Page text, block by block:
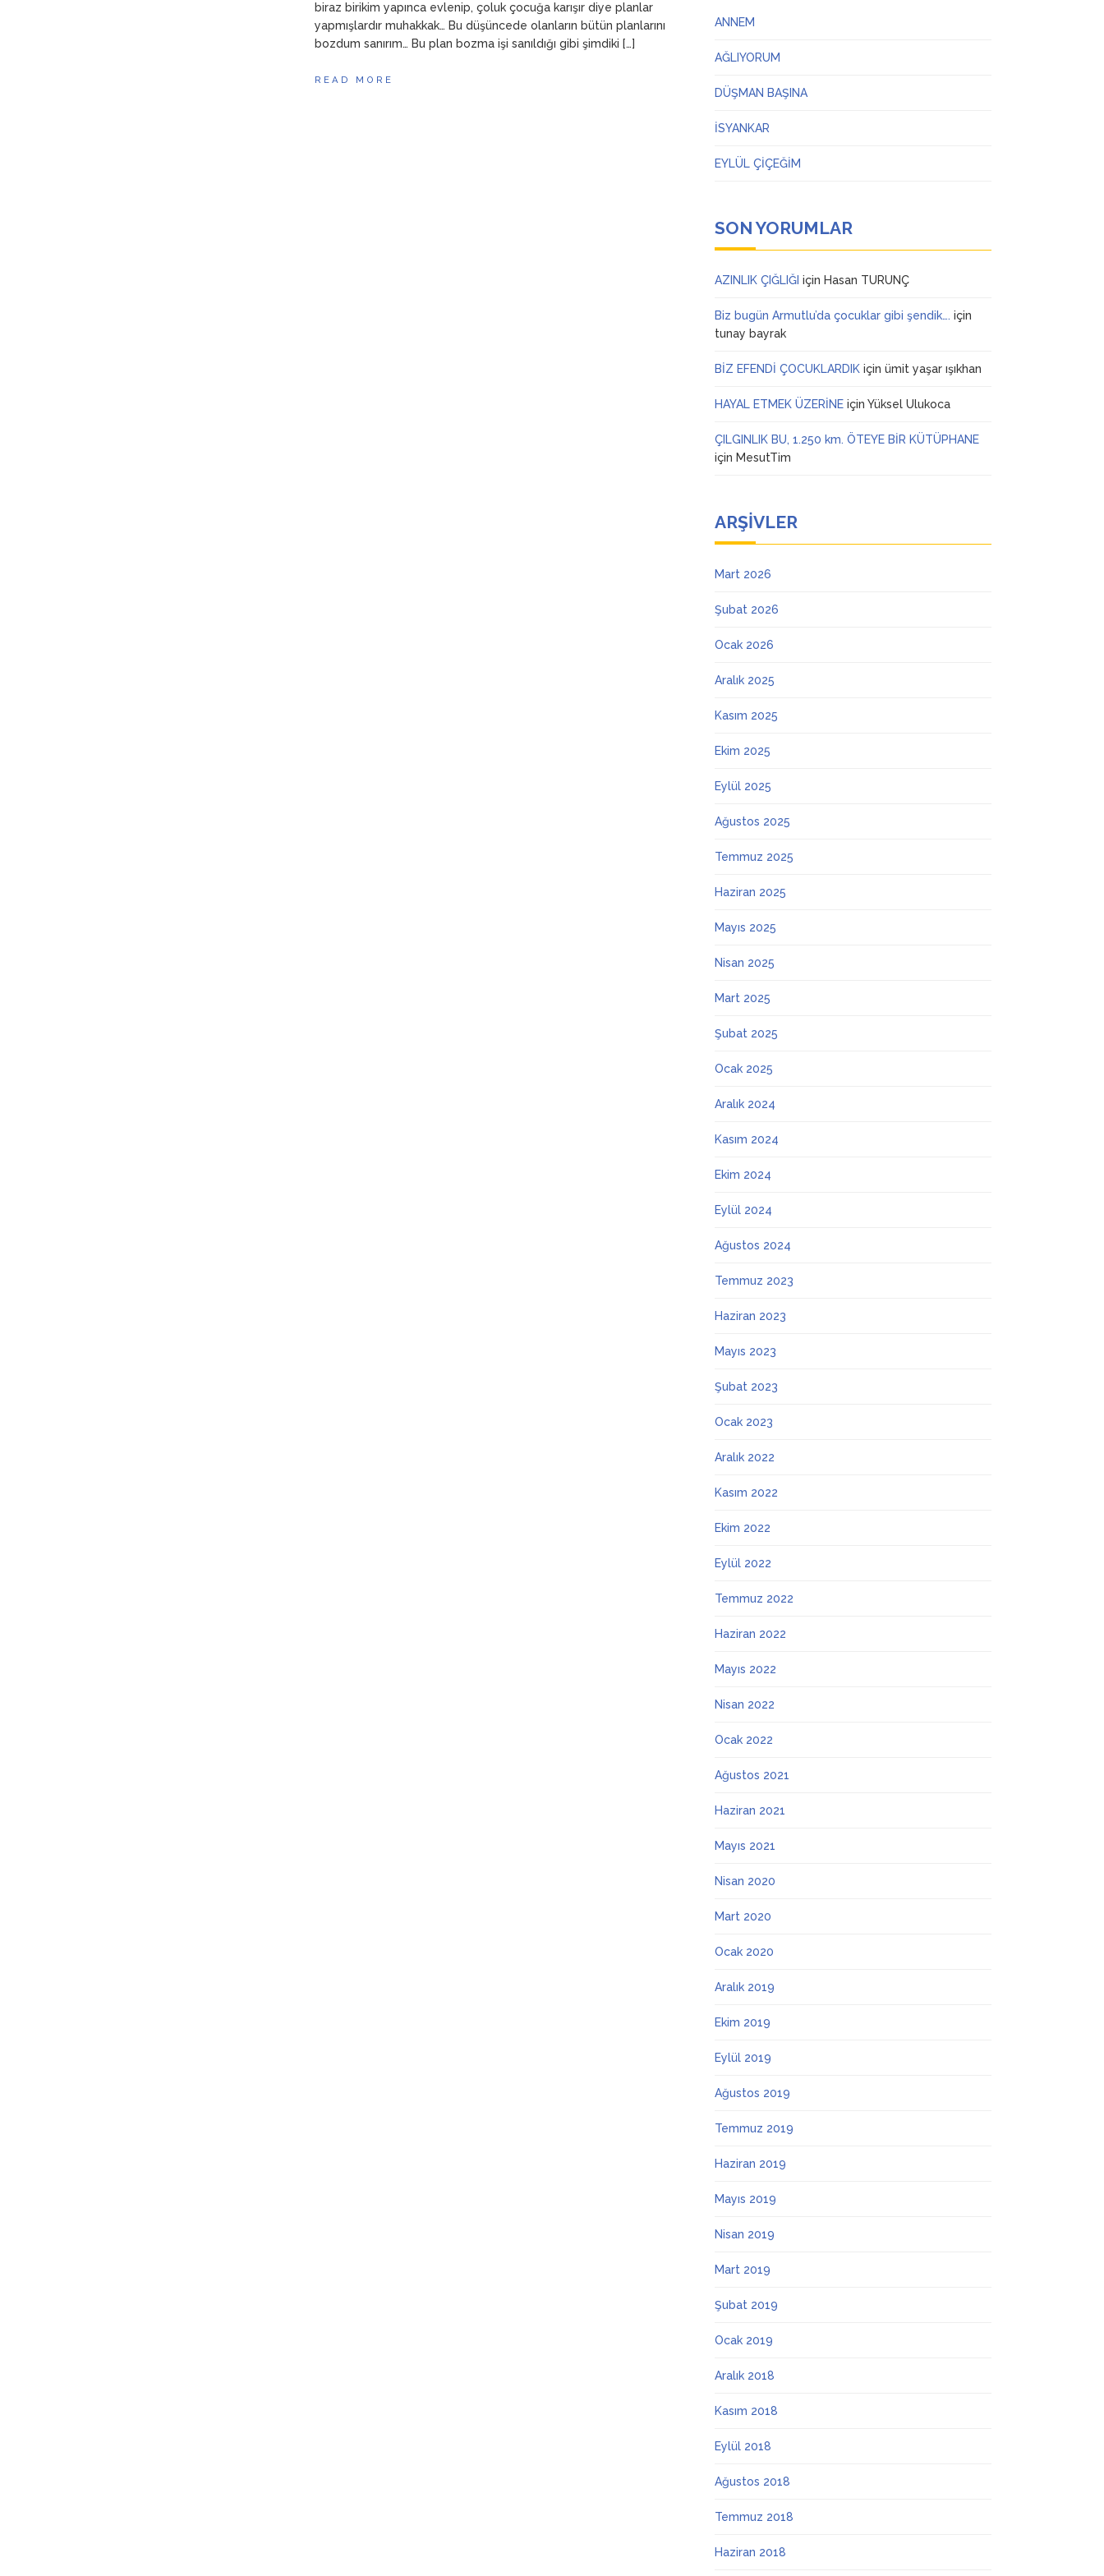
biraz birikim yapınca evlenip, çoluk çocuğa karışır diye planlar
yapmışlardır muhakkak… Bu düşüncede olanların bütün planlarını
bozdum sanırım… Bu plan bozma işi sanıldığı gibi şimdiki […]
READ MORE
ANNEM
AĞLIYORUM
DÜŞMAN BAŞINA
İSYANKAR
EYLÜL ÇİÇEĞİM
SON YORUMLAR
AZINLIK ÇIĞLIĞI için Hasan TURUNÇ
Biz bugün Armutlu’da çocuklar gibi şendik…. için
tunay bayrak
BİZ EFENDİ ÇOCUKLARDIK içinümit yaşar ışıkhan
HAYAL ETMEK ÜZERİNE içinYüksel Ulukoca
ÇILGINLIK BU, 1.250 km. ÖTEYE BİR KÜTÜPHANE
için MesutTim
ARŞIVLER
Mart 2026
Şubat 2026
Ocak 2026
Aralık 2025
Kasım 2025
Ekim 2025
Eylül 2025
Ağustos 2025
Temmuz 2025
Haziran 2025
Mayıs 2025
Nisan 2025
Mart 2025
Şubat 2025
Ocak 2025
Aralık 2024
Kasım 2024
Ekim 2024
Eylül 2024
Ağustos 2024
Temmuz 2023
Haziran 2023
Mayıs 2023
Şubat 2023
Ocak 2023
Aralık 2022
Kasım 2022
Ekim 2022
Eylül 2022
Temmuz 2022
Haziran 2022
Mayıs 2022
Nisan 2022
Ocak 2022
Ağustos 2021
Haziran 2021
Mayıs 2021
Nisan 2020
Mart 2020
Ocak 2020
Aralık 2019
Ekim 2019
Eylül 2019
Ağustos 2019
Temmuz 2019
Haziran 2019
Mayıs 2019
Nisan 2019
Mart 2019
Şubat 2019
Ocak 2019
Aralık 2018
Kasım 2018
Eylül 2018
Ağustos 2018
Temmuz 2018
Haziran 2018